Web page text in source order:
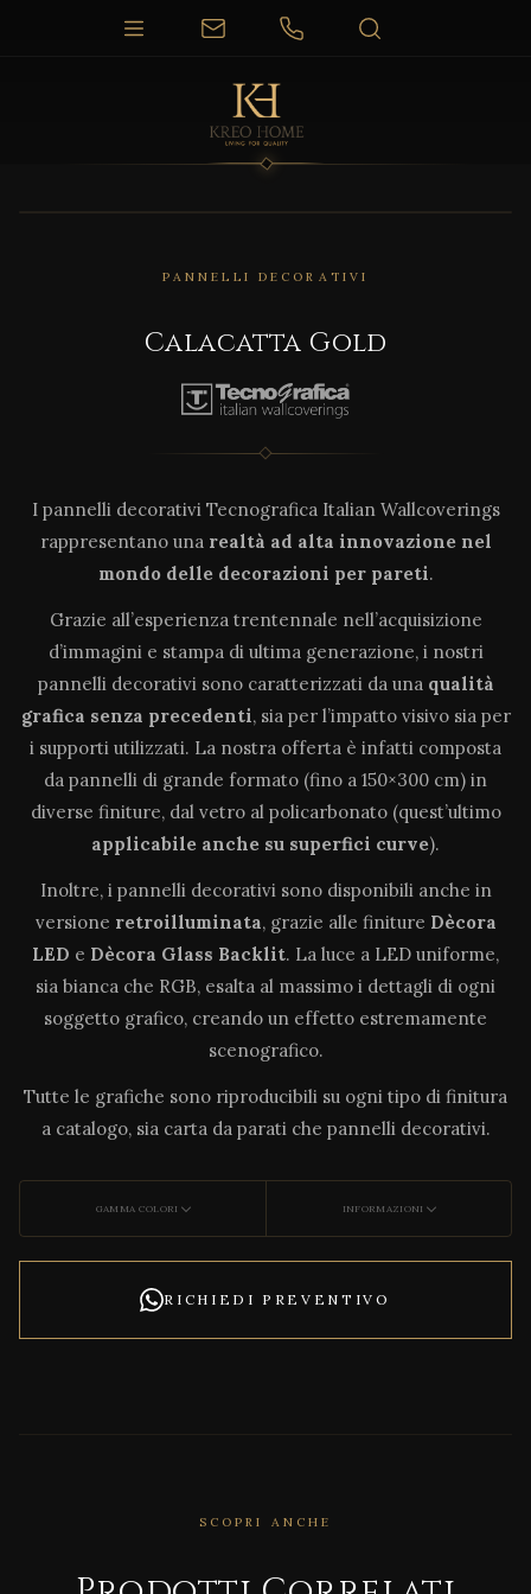
PANNELLI DECORATIVI
Calacatta Gold
I pannelli decorativi Tecnografica Italian Wallcoverings
rappresentano una realtà ad alta innovazione nel
mondo delle decorazioni per pareti.
Grazie all’esperienza trentennale nell’acquisizione
d’immagini e stampa di ultima generazione, i nostri
pannelli decorativi sono caratterizzati da una qualità
grafica senza precedenti, sia per l’impatto visivo sia per
i supporti utilizzati. La nostra offerta è infatti composta
da pannelli di grande formato (fino a 150×300 cm) in
diverse finiture, dal vetro al policarbonato (quest’ultimo
applicabile anche su superfici curve).
Inoltre, i pannelli decorativi sono disponibili anche in
versione retroilluminata, grazie alle finiture Dècora
LED e Dècora Glass Backlit. La luce a LED uniforme,
sia bianca che RGB, esalta al massimo i dettagli di ogni
soggetto grafico, creando un effetto estremamente
scenografico.
Tutte le grafiche sono riproducibili su ogni tipo di finitura
a catalogo, sia carta da parati che pannelli decorativi.
GAMMA COLORI INFORMAZIONI
RICHIEDI PREVENTIVO
SCOPRI ANCHE